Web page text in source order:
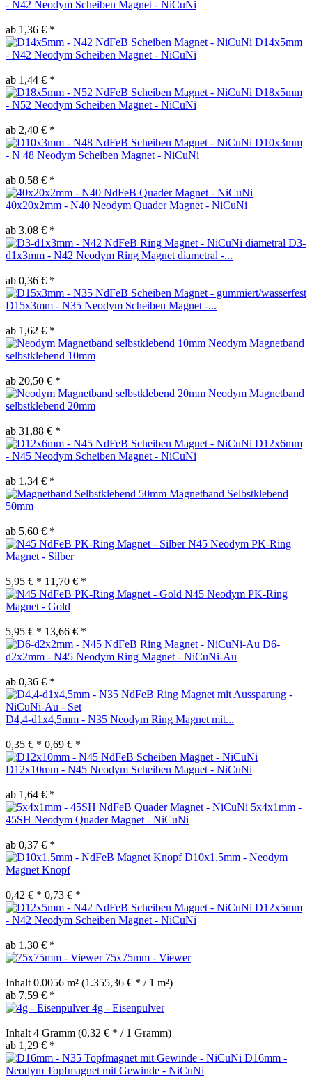
- N42 Neodym Scheiben Magnet - NiCuNi
ab 1,36 € *
D14x5mm
- N42 Neodym Scheiben Magnet - NiCuNi
ab 1,44 € *
D18x5mm
- N52 Neodym Scheiben Magnet - NiCuNi
ab 2,40 € *
D10x3mm
- N 48 Neodym Scheiben Magnet - NiCuNi
ab 0,58 € *
40x20x2mm - N40 Neodym Quader Magnet - NiCuNi
ab 3,08 € *
D3-
d1x3mm - N42 Neodym Ring Magnet diametral -...
ab 0,36 € *
D15x3mm - N35 Neodym Scheiben Magnet -...
ab 1,62 € *
Neodym Magnetband
selbstklebend 10mm
ab 20,50 € *
Neodym Magnetband
selbstklebend 20mm
ab 31,88 € *
D12x6mm
- N45 Neodym Scheiben Magnet - NiCuNi
ab 1,34 € *
Magnetband Selbstklebend
50mm
ab 5,60 € *
N45 Neodym PK-Ring
Magnet - Silber
5,95 € * 11,70 € *
N45 Neodym PK-Ring
Magnet - Gold
5,95 € * 13,66 € *
D6-
d2x2mm - N45 Neodym Ring Magnet - NiCuNi-Au
ab 0,36 € *
D4,4-d1x4,5mm - N35 Neodym Ring Magnet mit...
0,35 € * 0,69 € *
D12x10mm - N45 Neodym Scheiben Magnet - NiCuNi
ab 1,64 € *
5x4x1mm -
45SH Neodym Quader Magnet - NiCuNi
ab 0,37 € *
D10x1,5mm - Neodym
Magnet Knopf
0,42 € * 0,73 € *
D12x5mm
- N42 Neodym Scheiben Magnet - NiCuNi
ab 1,30 € *
75x75mm - Viewer
Inhalt 0.0056 m² (1.355,36 € * / 1 m²)
ab 7,59 € *
4g - Eisenpulver
Inhalt 4 Gramm (0,32 € * / 1 Gramm)
ab 1,29 € *
D16mm -
Neodym Topfmagnet mit Gewinde - NiCuNi